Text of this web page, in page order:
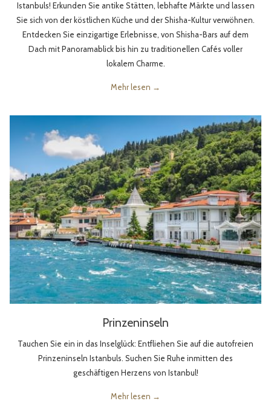
Istanbuls! Erkunden Sie antike Stätten, lebhafte Märkte und lassen
Sie sich von der köstlichen Küche und der Shisha-Kultur verwöhnen.
Entdecken Sie einzigartige Erlebnisse, von Shisha-Bars auf dem
Dach mit Panoramablick bis hin zu traditionellen Cafés voller
lokalem Charme.
Mehr lesen
Prinzeninseln
Tauchen Sie ein in das Inselglück: Entfliehen Sie auf die autofreien
Prinzeninseln Istanbuls. Suchen Sie Ruhe inmitten des
geschäftigen Herzens von Istanbul!
Mehr lesen